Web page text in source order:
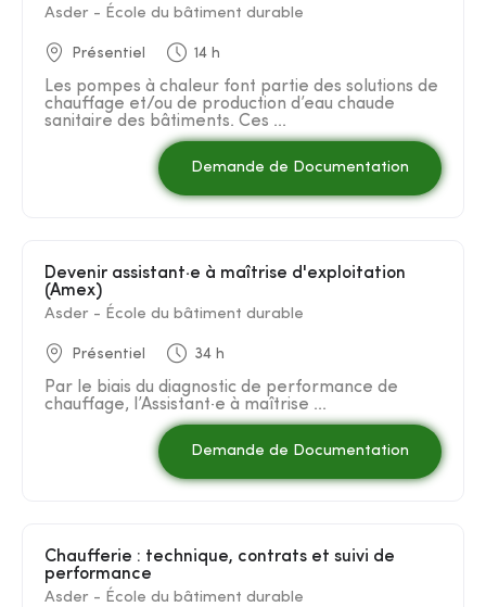
Asder - École du bâtiment durable
Présentiel 14 h
Les pompes à chaleur font partie des solutions de
chauffage et/ou de production d’eau chaude
sanitaire des bâtiments. Ces ...
Demande de Documentation
Devenir assistant·e à maîtrise d'exploitation
(Amex)
Asder - École du bâtiment durable
Présentiel 34 h
Par le biais du diagnostic de performance de
chauffage, l’Assistant·e à maîtrise ...
Demande de Documentation
Chaufferie : technique, contrats et suivi de
performance
Asder - École du bâtiment durable